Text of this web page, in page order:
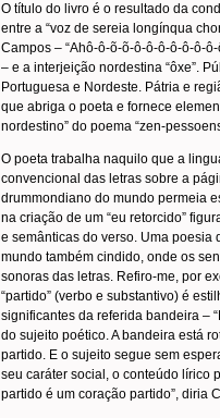
O título do livro é o resultado da
entre a “voz de sereia longínqua
Campos – “Ahô-ô-õ-õ-ô-ô-ô-ô-ô-
– e a interjeição nordestina “ôxe”.
Portuguesa e Nordeste. Pátria e
que abriga o poeta e fornece
nordestino” do poema “zen-
O poeta trabalha naquilo que a
convencional das letras sobre a
drummondiano do mundo permeia
na criação de um “eu retorcido”
e semânticas do verso. Uma poesia
mundo também cindido, onde os
sonoras das letras. Refiro-me, por
“partido” (verbo e substantivo) é
significantes da referida bandeira –
do sujeito poético. A bandeira está
partido. E o sujeito segue sem
seu caráter social, o conteúdo lírico
partido é um coração partido”, diria